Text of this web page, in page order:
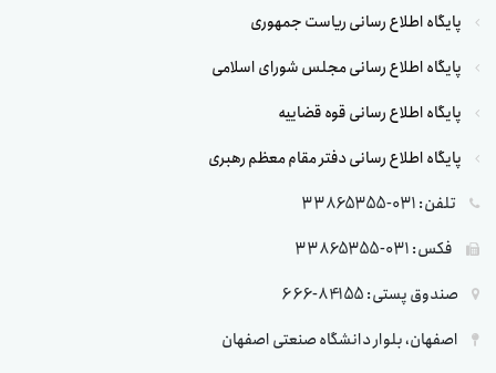
پایگاه اطلاع رسانی ریاست جمهوری
پایگاه اطلاع رسانی مجلس شورای اسلامی
پایگاه اطلاع رسانی قوه قضاییه
پایگاه اطلاع رسانی دفتر مقام معظم رهبری
تلفن: 031-33865355
فکس: 031-33865355
صندوق پستی: 84155-666
اصفهان، بلوار دانشگاه صنعتی اصفهان